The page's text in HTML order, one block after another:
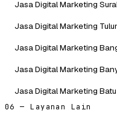
Jasa Digital Marketing
Jasa Digital Marketing
Jasa Digital Marketing
Jasa Digital Marketing
Jasa Digital Marketing Batu
06 — Layanan Lain